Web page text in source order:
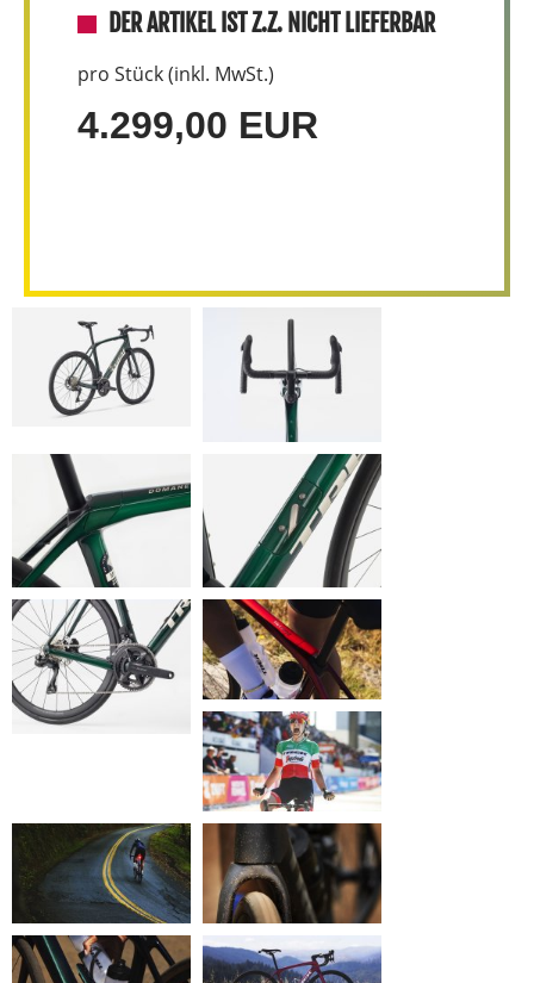
DER ARTIKEL IST Z.Z. NICHT LIEFERBAR
pro Stück (inkl. MwSt.)
4.299,00 EUR